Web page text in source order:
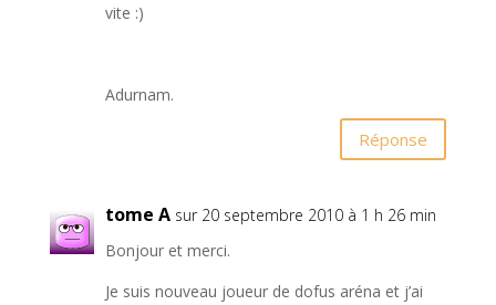
vite :)
Adurnam.
Réponse
tome A sur 20 septembre 2010 à 1 h 26 min
Bonjour et merci.
Je suis nouveau joueur de dofus aréna et j’ai